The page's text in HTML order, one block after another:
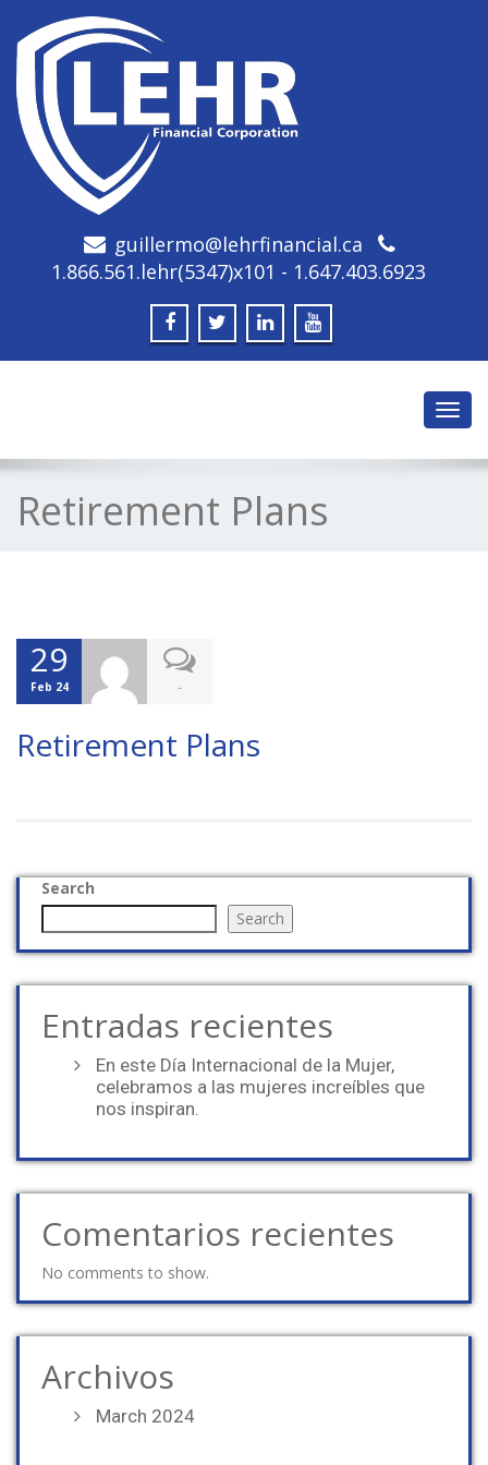
guillermo@lehrfinancial.ca
1.866.561.lehr(5347)x101 - 1.647.403.6923
Retirement Plans
29
Feb 24 -
Retirement Plans
Search
Search
Entradas recientes
En este Día Internacional de la Mujer,
celebramos a las mujeres increíbles que
nos inspiran.
Comentarios recientes
No comments to show.
Archivos
March 2024